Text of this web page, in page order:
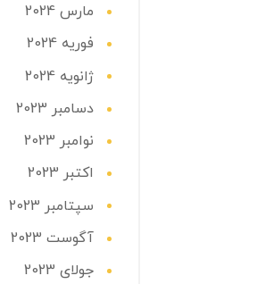
مارس 2024
فوریه 2024
ژانویه 2024
دسامبر 2023
نوامبر 2023
اکتبر 2023
سپتامبر 2023
آگوست 2023
جولای 2023